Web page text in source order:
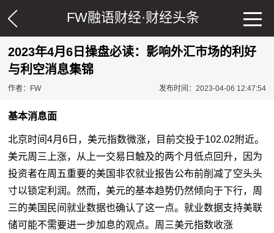
FW融语财经·财经头条
2023年4月6日操盘必读：影响外汇市场的利好
与利空消息集锦
作者：FW 发布时间：2023-04-06 12:47:54
基本消息面
北京时间4月6日，美元指数微涨，目前交投于102.02附近。
美元周三上涨，从上一交易日触及的两个月低点回升，因为
投资者在周五重要的美国非农就业报告公布前削减了空头头
寸以锁定利润。然而，美元的基本趋势仍然倾向于下行，周
三的美国民间就业数据也确认了这一点。就业数据支持美联
储可能不需要进一步加息的观点。周三美元指数收涨